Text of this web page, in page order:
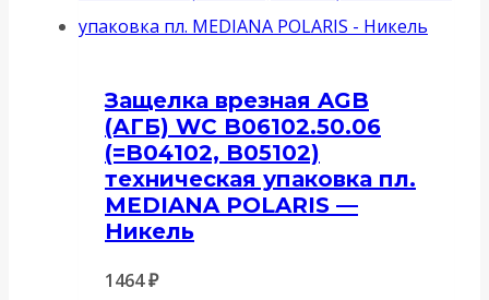
Защелка врезная AGB
(АГБ) WC B06102.50.06
(=B04102, B05102)
техническая упаковка пл.
MEDIANA POLARIS —
Никель
1464₽